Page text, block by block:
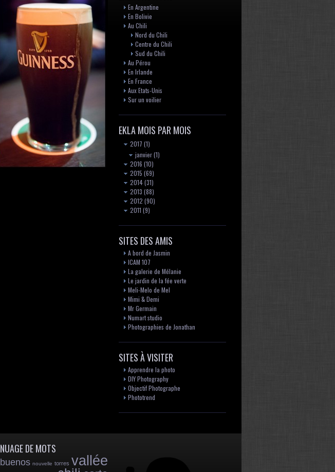
En Argentine
En Bolivie
Au Chili
Nord du Chili
Centre du Chili
Sud du Chili
Au Pérou
En Irlande
En France
Aux Etats-Unis
Sur un voilier
EKLA MOIS PAR MOIS
2017 (1)
janvier(1)
2016 (10)
2015 (69)
2014(31)
2013 (88)
2012 (90)
2011 (9)
SITES DES AMIS
A bord de Jasmin
ICAM 107
La galerie de Mélanie
Le jardin de la fée verte
Meli-Melo de Mel
Mimi & Demi
Mr Germain
Numart studio
Photographies de Jonathan
SITES À VISITER
Apprendre la photo
DIY Photography
Objectif Photographe
Phototrend
NUAGE DE MOTS
buenos nouvelle torres vallée